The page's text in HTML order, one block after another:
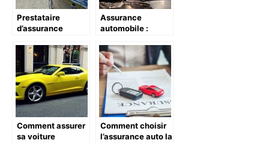
Prestataire
d’assurance
et mission
Assurance
automobile :
souscrire sur une
plateforme en
ligne ?
Comment assurer
sa voiture
Comment choisir
l’assurance auto la